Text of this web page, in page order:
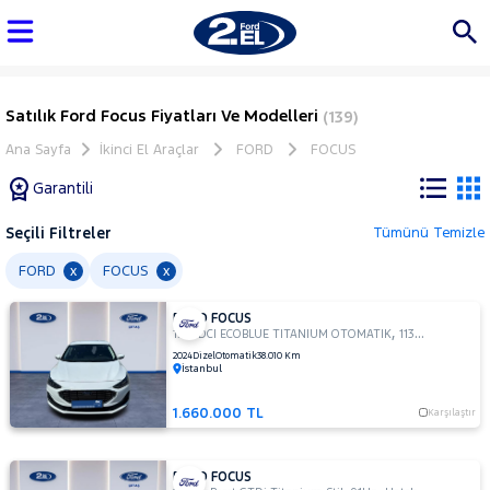
Satılık Ford Focus Fiyatları Ve Modelleri (139)
Ana Sayfa İkinci El Araçlar FORD FOCUS
Garantili
Tüm
AUDI
BMC
BMW
BYD
Seçili Filtreler Tümünü Temizle
FORD x FOCUS x
FORD FOCUS
1.5 TDCI ECOBLUE TITANIUM OTOMATIK,113Hp
2024DizelOtomatik38.010 Km
İstanbul
1.660.000 TL Karşılaştır
FORD FOCUS